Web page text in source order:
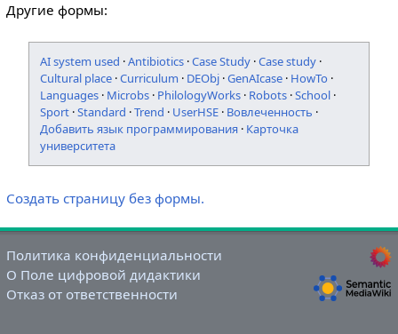
Другие формы:
AI system used ·Antibiotics ·Case Study ·Case study ·
Cultural place ·Curriculum · DEObj ·GenAIcase · HowTo ·
Languages · Microbs · PhilologyWorks · Robots ·School ·
Sport ·Standard ·Trend · UserHSE · Вовлеченность ·
Добавить язык программирования · Карточка
университета
Создать страницу без формы.
Политика конфиденциальности
О Поле цифровой дидактики
Отказ от ответственности